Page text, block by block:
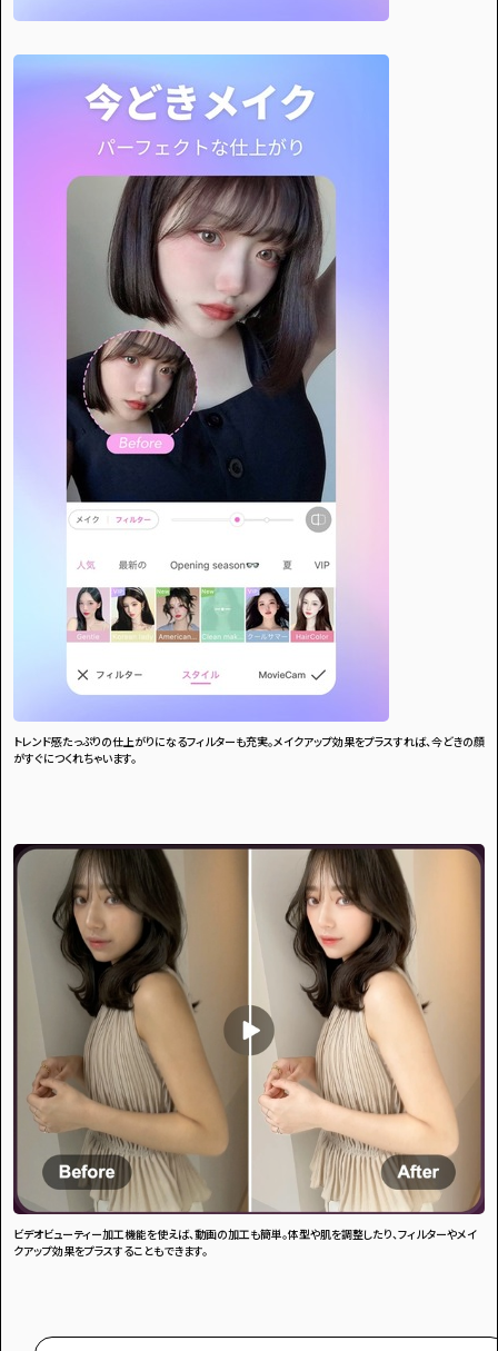
トレンド感たっぷりの仕上がりになるフィルターも充実。メイクアップ効果をプラスすれば、今どきの顔
がすぐにつくれちゃいます。
ビデオビューティー加工機能を使えば、動画の加工も簡単。体型や肌を調整したり、フィルターやメイ
クアップ効果をプラスすることもできます。